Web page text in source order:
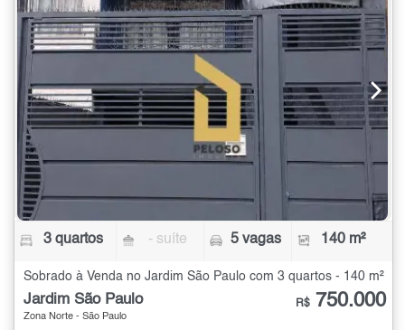
3 quartos - suíte 5 vagas 140 m²
Sobrado à Venda no Jardim São Paulo com 3 quartos - 140 m²
Jardim São Paulo
Zona Norte - São Paulo
R$ 750.000